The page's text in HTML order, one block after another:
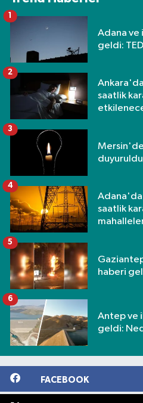
Adana ve
geldi:
1
Ankara'da
saatlik
2
Mersin'de
3
Adana'da
saatlik
4
haberi
5
Antep ve
geldi:
6
FACEBOOK